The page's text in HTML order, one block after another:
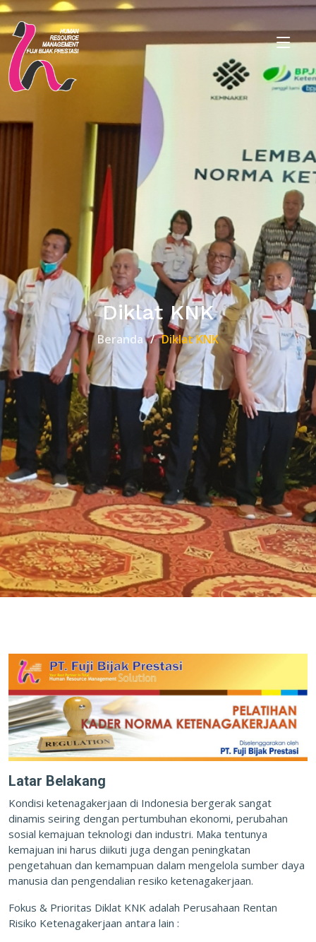
Diklat KNK
Beranda Diklat KNK
Latar Belakang
Kondisi ketenagakerjaan di Indonesia bergerak sangat
dinamis seiring dengan pertumbuhan ekonomi, perubahan
sosial kemajuan teknologi dan industri. Maka tentunya
kemajuan ini harus diikuti juga dengan peningkatan
pengetahuan dan kemampuan dalam mengelola sumber daya
manusia dan pengendalian resiko ketenagakerjaan.
Fokus & Prioritas Diklat KNK adalah Perusahaan Rentan
Risiko Ketenagakerjaan antara lain :